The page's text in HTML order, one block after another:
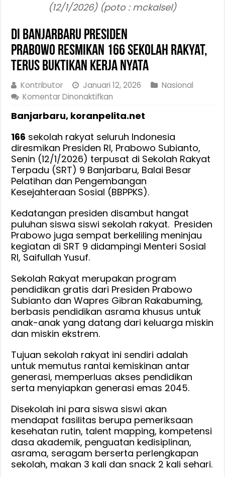
(12/1/2026) (poto : mckalsel)
Di Banjarbaru Presiden
Prabowo Resmikan 166 Sekolah Rakyat,
Terus Buktikan Kerja Nyata
Kontributor Januari 12, 2026
Nasional
Komentar Dinonaktifkan
Banjarbaru
Prabowo Resmikan
166
Sekolah
Rakyat,
Terus
Kerja
Nyata
Banjarbaru, koranpelita.net
166 sekolah rakyat seluruh Indonesia
diresmikan Presiden RI, Prabowo Subianto,
Senin (12/1/2026) terpusat di Sekolah Rakyat
Terpadu (SRT) 9 Banjarbaru, Balai Besar
Pelatihan dan Pengembangan
Kesejahteraan Sosial (BBPPKS).
‎‎Kedatangan presiden disambut hangat
puluhan siswa siswi sekolah rakyat. Presiden
Prabowo juga sempat berkeliling meninjau
kegiatan di SRT 9 didampingi Menteri Sosial
RI, Saifullah Yusuf.
‎‎Sekolah Rakyat merupakan program
pendidikan gratis dari Presiden Prabowo
Subianto dan Wapres Gibran Rakabuming,
berbasis pendidikan asrama khusus untuk
anak-anak yang datang dari keluarga miskin
dan miskin ekstrem.
‎‎Tujuan sekolah rakyat ini sendiri adalah
untuk memutus rantai kemiskinan antar
generasi, memperluas akses pendidikan
serta menyiapkan generasi emas 2045.
Disekolah ini para siswa siswi akan
mendapat fasilitas berupa pemeriksaan
kesehatan rutin, talent mapping, kompetensi
dasa akademik, penguatan kedisiplinan,
asrama, seragam berserta perlengkapan
sekolah, makan 3 kali dan snack 2 kali sehari.